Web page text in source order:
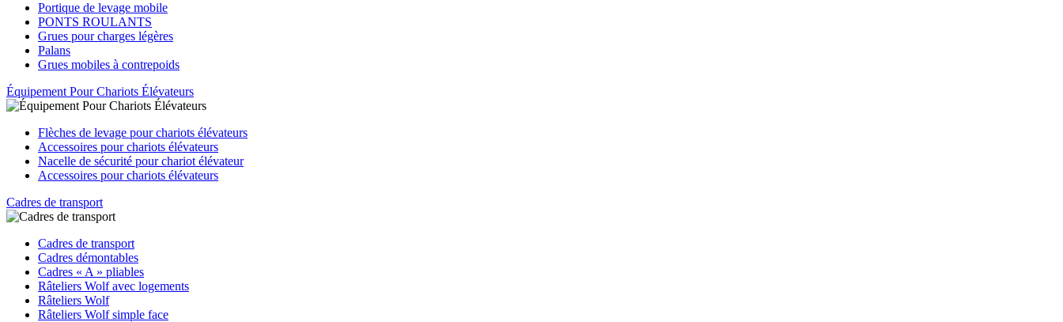
Portique de levage mobile
PONTS ROULANTS
Grues pour charges légères
Palans
Grues mobiles à contrepoids
Équipement Pour Chariots Élévateurs
Flèches de levage pour chariots élévateurs
Accessoires pour chariots élévateurs
Nacelle de sécurité pour chariot élévateur
Accessoires pour chariots élévateurs
Cadres de transport
Cadres de transport
Cadres démontables
Cadres « A » pliables
Râteliers Wolf avec logements
Râteliers Wolf
Râteliers Wolf simple face